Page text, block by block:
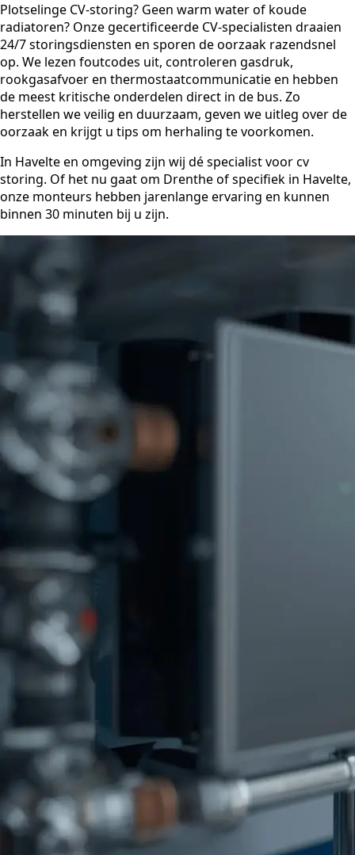
Plotselinge CV-storing? Geen warm water of koude
radiatoren? Onze gecertificeerde CV-specialisten draaien
24/7 storingsdiensten en sporen de oorzaak razendsnel
op. We lezen foutcodes uit, controleren gasdruk,
rookgasafvoer en thermostaatcommunicatie en hebben
de meest kritische onderdelen direct in de bus. Zo
herstellen we veilig en duurzaam, geven we uitleg over de
oorzaak en krijgt u tips om herhaling te voorkomen.
In Havelte en omgeving zijn wij dé specialist voor cv
storing. Of het nu gaat om Drenthe of specifiek in Havelte,
onze monteurs hebben jarenlange ervaring en kunnen
binnen 30 minuten bij u zijn.